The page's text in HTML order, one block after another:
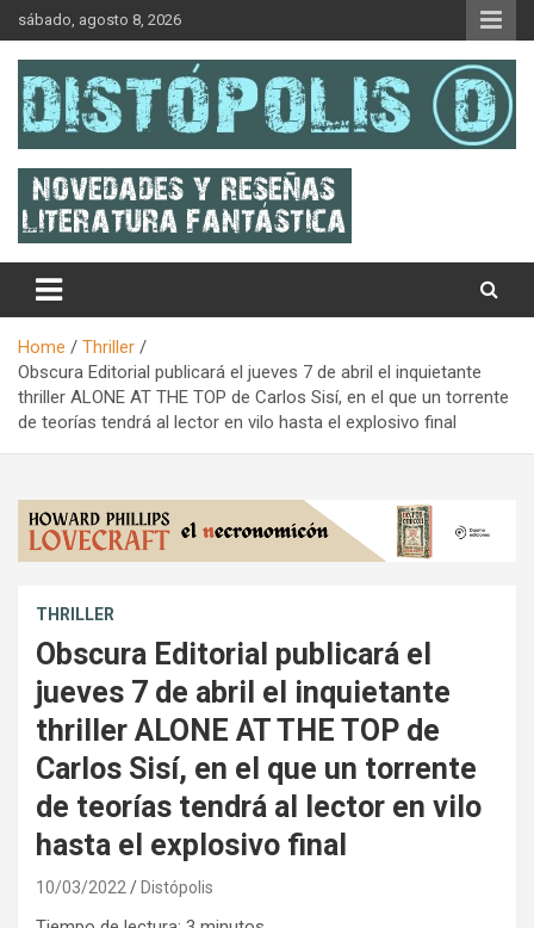
Skip
to
content
sábado, agosto 8, 2026
Distópolis
Home
Thriller
Obscura Editorial publicará el jueves 7 de abril el inquietante
thriller ALONE AT THE TOP de Carlos Sisí, en el que un torrente
de teorías tendrá al lector en vilo hasta el explosivo final
THRILLER
Obscura Editorial publicará el
jueves 7 de abril el inquietante
thriller ALONE AT THE TOP de
Carlos Sisí, en el que un torrente
de teorías tendrá al lector en vilo
hasta el explosivo final
10/03/2022 Distópolis